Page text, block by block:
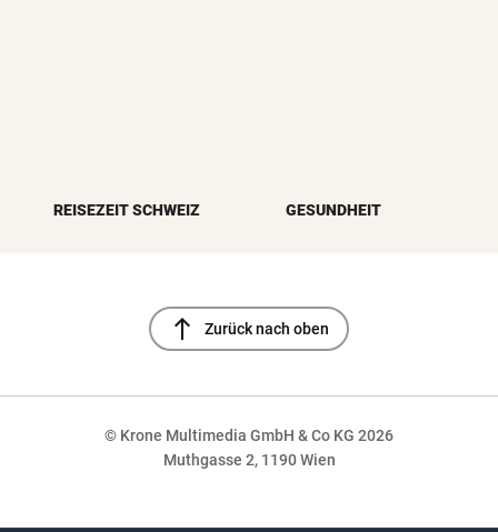
REISEZEIT SCHWEIZ GESUNDHEIT
north Zurück nach oben
© Krone Multimedia GmbH & Co KG 2026
Muthgasse 2, 1190 Wien